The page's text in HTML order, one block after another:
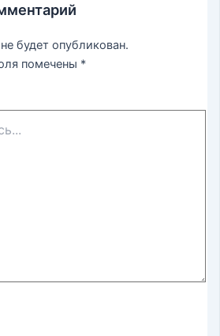
будет опубликован.
помечены *